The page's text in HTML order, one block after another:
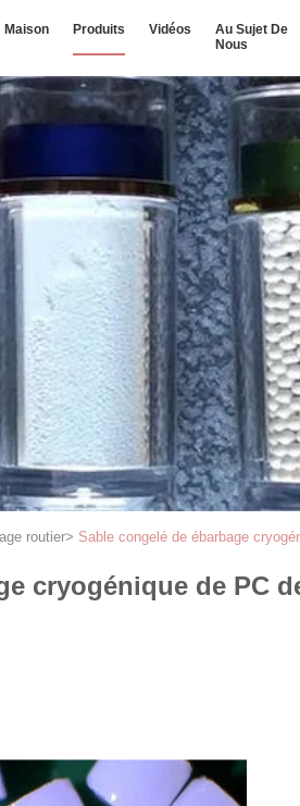
Maison Produits Vidéos
Au Sujet De
Nous
routier> Sable congelé de ébarbage
cryogénique de PC